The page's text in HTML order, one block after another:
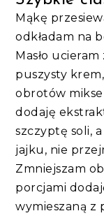
Mąkę
odkładam na
Masło
puszysty
obrotów
dodaję
szczyptę soli,
jajku, nie
Zmniejszam
porcjami
wymieszaną z